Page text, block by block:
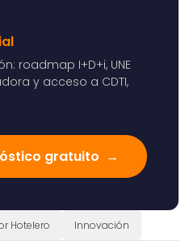
roadmap I+D+i, UNE
y acceso a CDTI,
gratuito →
Hotelero Innovación